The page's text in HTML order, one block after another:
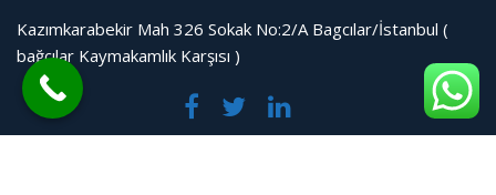
Kazımkarabekir Mah 326 Sokak No:2/A Bagcılar/İstanbul (
bağcılar Kaymakamlık Karşısı )